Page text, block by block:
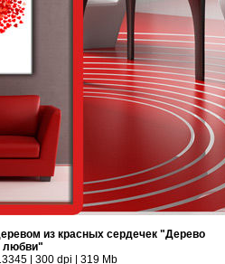
из красных сердечек "Дерево
любви"
| 300 dpi | 319 Mb